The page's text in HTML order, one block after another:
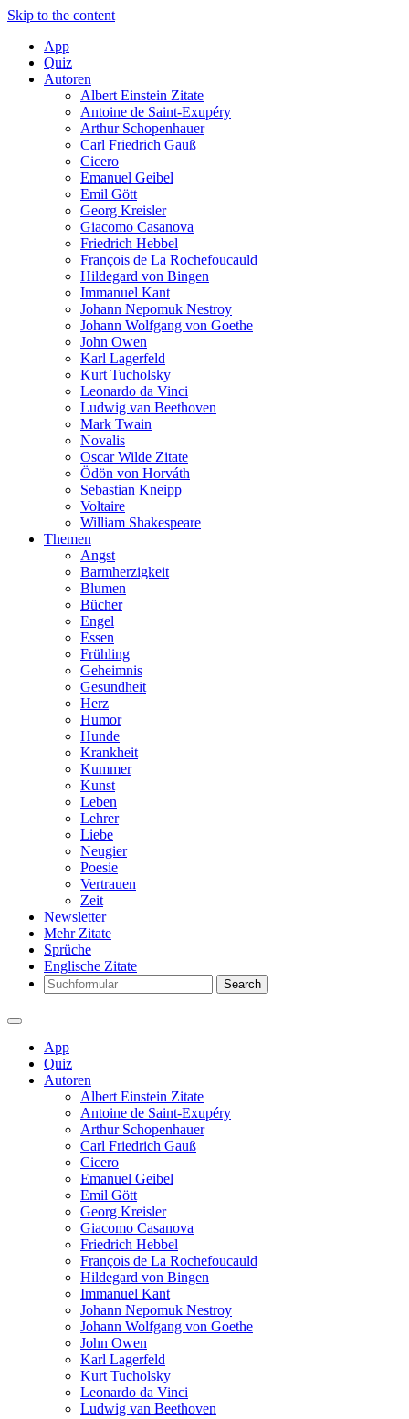
Skip to the content
App
Quiz
Autoren
Albert Einstein Zitate
Antoine de Saint-Exupéry
Arthur Schopenhauer
Carl Friedrich Gauß
Cicero
Emanuel Geibel
Emil Gött
Georg Kreisler
Giacomo Casanova
Friedrich Hebbel
François de La Rochefoucauld
Hildegard von Bingen
Immanuel Kant
Johann Nepomuk Nestroy
Johann Wolfgang von Goethe
John Owen
Karl Lagerfeld
Kurt Tucholsky
Leonardo da Vinci
Ludwig van Beethoven
Mark Twain
Novalis
Oscar Wilde Zitate
Ödön von Horváth
Sebastian Kneipp
Voltaire
William Shakespeare
Themen
Angst
Barmherzigkeit
Blumen
Bücher
Engel
Essen
Frühling
Geheimnis
Gesundheit
Herz
Humor
Hunde
Krankheit
Kummer
Kunst
Leben
Lehrer
Liebe
Neugier
Poesie
Vertrauen
Zeit
Newsletter
Mehr Zitate
Sprüche
Englische Zitate
Search
App
Quiz
Autoren
Albert Einstein Zitate
Antoine de Saint-Exupéry
Arthur Schopenhauer
Carl Friedrich Gauß
Cicero
Emanuel Geibel
Emil Gött
Georg Kreisler
Giacomo Casanova
Friedrich Hebbel
François de La Rochefoucauld
Hildegard von Bingen
Immanuel Kant
Johann Nepomuk Nestroy
Johann Wolfgang von Goethe
John Owen
Karl Lagerfeld
Kurt Tucholsky
Leonardo da Vinci
Ludwig van Beethoven